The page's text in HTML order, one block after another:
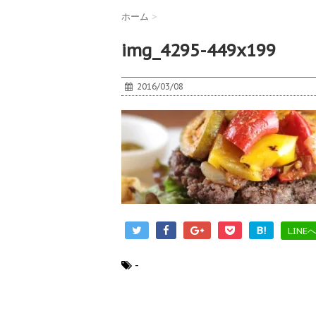
ホーム >
img_4295-449x199
2016/03/08
B! LINE
-